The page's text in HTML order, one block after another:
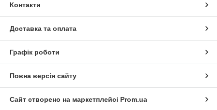
Контакти
Доставка та оплата
Графік роботи
Повна версія сайту
Сайт створено на маркетплейсі Prom.ua